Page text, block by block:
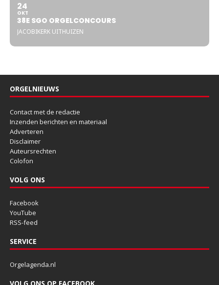
24
OKT
38E SGO ORGELCONCOURS
JACOBIKERK UITHUIZEN
ORGELNIEUWS
Contact met de redactie
Inzenden berichten en materiaal
Adverteren
Disclaimer
Auteursrechten
Colofon
VOLG ONS
Facebook
YouTube
RSS-feed
SERVICE
Orgelagenda.nl